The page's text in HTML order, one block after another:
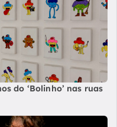
do ‘Bolinho’ nas ruas